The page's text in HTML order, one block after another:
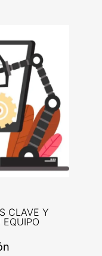
CLAVE Y
EQUIPO